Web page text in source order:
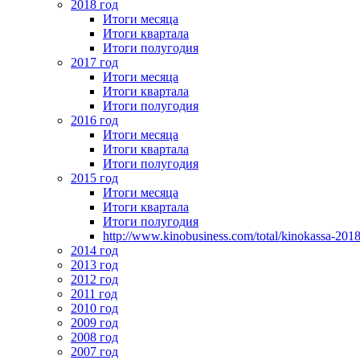
2018 год
Итоги месяца
Итоги квартала
Итоги полугодия
2017 год
Итоги месяца
Итоги квартала
Итоги полугодия
2016 год
Итоги месяца
Итоги квартала
Итоги полугодия
2015 год
Итоги месяца
Итоги квартала
Итоги полугодия
http://www.kinobusiness.com/total/kinokassa-
2014 год
2013 год
2012 год
2011 год
2010 год
2009 год
2008 год
2007 год